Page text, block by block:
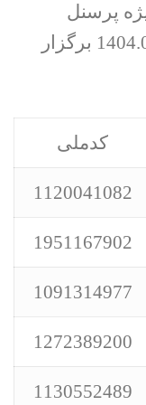
پرسنل
شرکت گازسوزان در تاریخ 1404.09.23 برگزار
کدملی
1120041082
1951167902
1091314977
1272389200
1130552489